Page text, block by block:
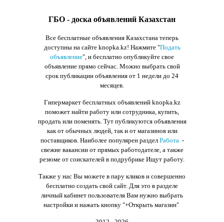
ГБО - доска объявлений Казахстан
Все бесплатные объявления Казахстана теперь
доступны на сайте knopka.kz! Нажмите "Подать
объявление", и бесплатно опубликуйте свое
объявление прямо сейчас. Можно выбрать свой
срок публикации объявления от 1 недели до 24
месяцев.
Гипермаркет бесплатных объявлений knopka.kz
поможет найти работу или сотрудника, купить,
продать или поменять. Тут публикуются объявления
как от обычных людей, так и от магазинов или
поставщиков. Наиболее популярен раздел Работа-
свежие вакансии от прямых работодателе, а также
резюме от соискателей в подрубрике Ищут работу.
Также у нас Вы можете в пару кликов и совершенно
бесплатно создать свой сайт. Для это в разделе
личный кабинет пользователя Вам нужно выбрать
настройки и нажать кнопку "+Открыть магазин"